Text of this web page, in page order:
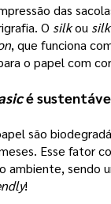
das
O silk ou
, que funciona
o papel com
é
são
Esse fator
ambiente, sendo
!